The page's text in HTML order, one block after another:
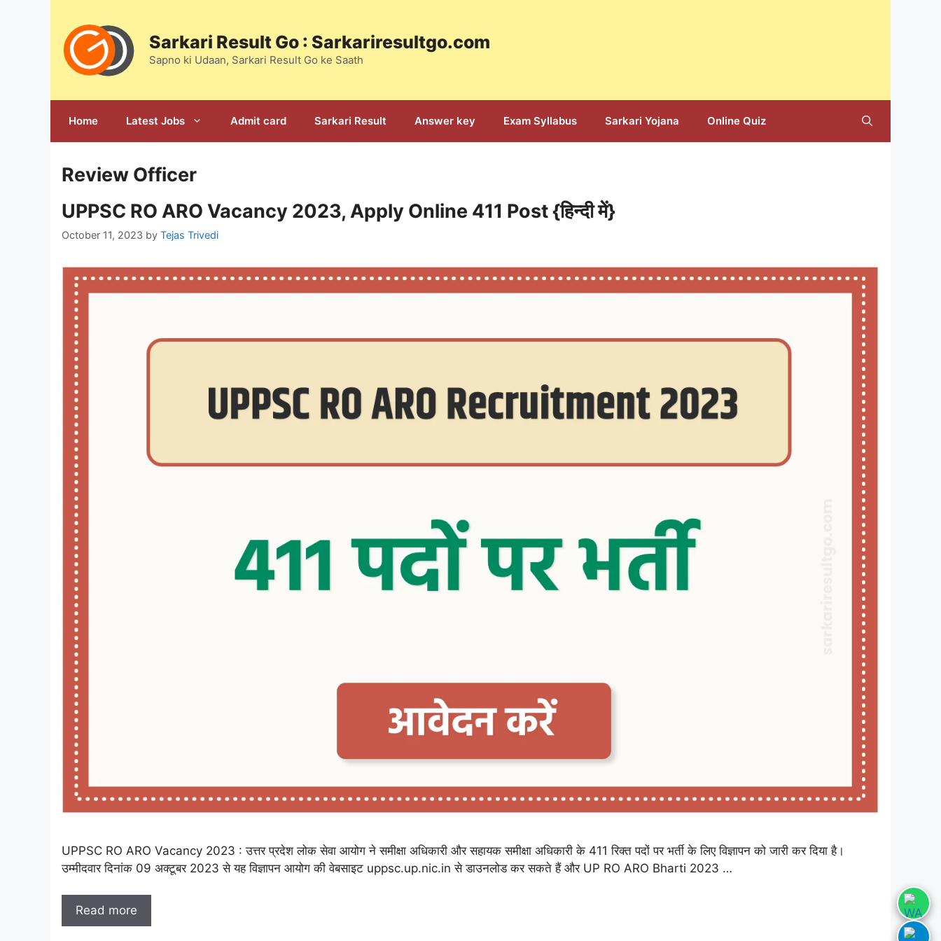
Sarkari Result Go : Sarkariresultgo.com
Sapno ki Udaan, Sarkari Result Go ke Saath
Home Latest Jobs Admit card Sarkari Result Answer key Exam Syllabus Sarkari Yojana Online Quiz
Review Officer
UPPSC RO ARO Vacancy 2023, Apply Online 411 Post {हिन्दी में}
October 11, 2023 by Tejas Trivedi
UPPSC RO ARO Vacancy 2023 : उत्तर प्रदेश लोक सेवा आयोग ने समीक्षा अधिकारी और सहायक समीक्षा अधिकारी के 411 रिक्त पदों पर भर्ती के लिए विज्ञापन को जारी कर दिया है।
उम्मीदवार दिनांक 09 अक्टूबर 2023 से यह विज्ञापन आयोग की वेबसाइट uppsc.up.nic.in से डाउनलोड कर सकते हैं और UP RO ARO Bharti 2023 …
Read more